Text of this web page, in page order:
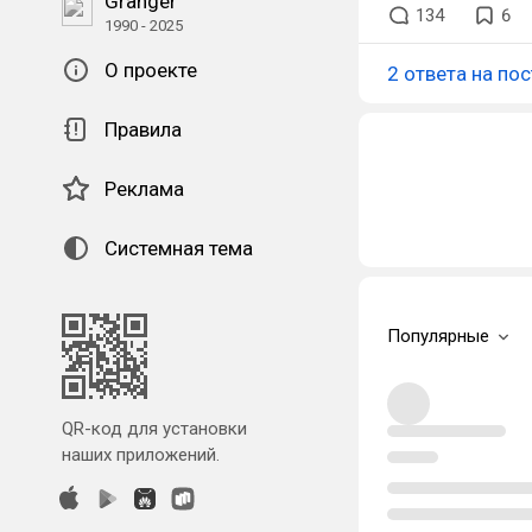
1990 - 2025
О проекте
Правила
Реклама
Системная тема
QR-код для установки
наших приложений.
134 6
2 ответа на
Популярные